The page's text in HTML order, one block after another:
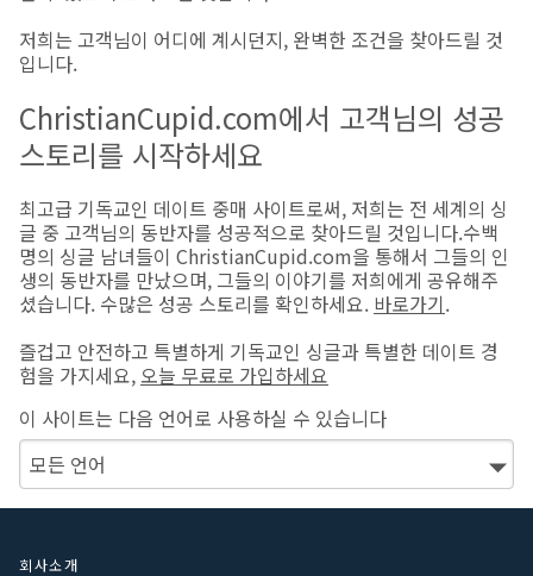
저희는 고객님이 어디에 계시던지, 완벽한 조건을 찾아드릴 것
입니다.
ChristianCupid.com에서 고객님의 성공
스토리를 시작하세요
최고급 기독교인 데이트 중매 사이트로써, 저희는 전 세계의 싱
글 중 고객님의 동반자를 성공적으로 찾아드릴 것입니다.수백
명의 싱글 남녀들이 ChristianCupid.com을 통해서 그들의 인
생의 동반자를 만났으며, 그들의 이야기를 저희에게 공유해주
셨습니다. 수많은 성공 스토리를 확인하세요. 바로가기.
즐겁고 안전하고 특별하게 기독교인 싱글과 특별한 데이트 경
험을 가지세요, 오늘 무료로 가입하세요
이 사이트는 다음 언어로 사용하실 수 있습니다
회사소개